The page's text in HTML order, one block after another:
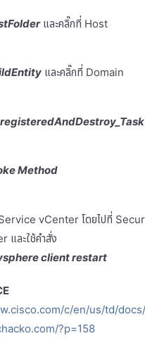
และคลิ๊กที่ Host
และคลิ๊กที่ Domain
Method
vCenter โดยไปที่
และใช้คำสั่ง
client restart
c/en/us/td/
?p=158